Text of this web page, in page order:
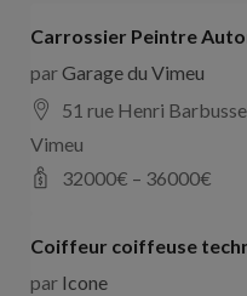
Carrossier Peintre
parGarage du Vimeu
51 rue Henri
Vimeu
32000€ – 36000€
Coiffeur coiffeuse
par Icone